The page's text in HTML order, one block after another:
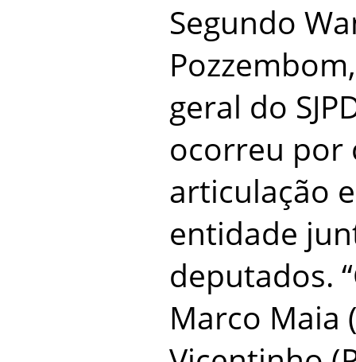
Segundo
geral do
ocorreu por
articulação
entidade
deputados.
Marco Maia